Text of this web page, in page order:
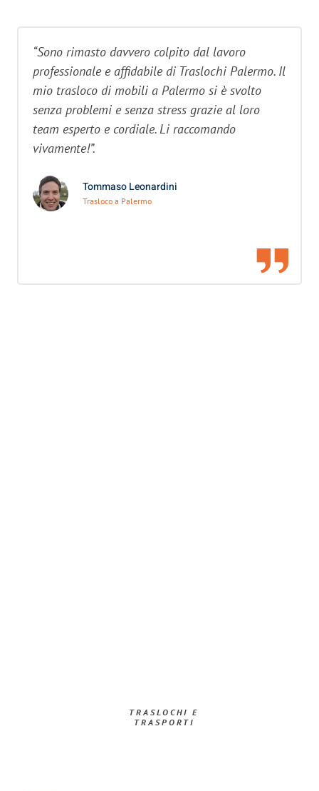
“Sono rimasto davvero colpito dal lavoro
professionale e affidabile di Traslochi Palermo. Il
mio trasloco di mobili a Palermo si è svolto
senza problemi e senza stress grazie al loro
team esperto e cordiale. Li raccomando
vivamente!”.
Tommaso Leonardini
Trasloco a Palermo
TRASLOCHI E
TRASPORTI​